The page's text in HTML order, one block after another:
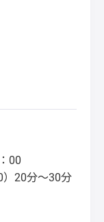
00
20分～30分